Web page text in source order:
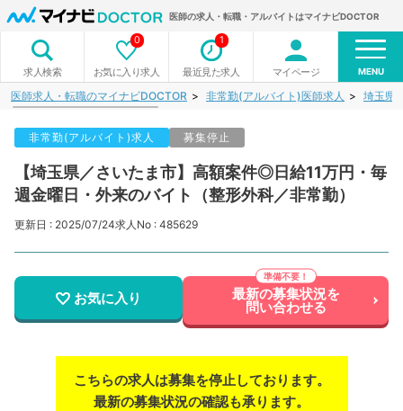
医師の求人・転職・アルバイトはマイナビDOCTOR
求人検索 お気に入り求人
0
最近見た求人
1
マイページ MENU
医師求人・転職のマイナビDOCTOR 非常勤(アルバイト)医師求人 埼玉県
非常勤(アルバイト)求人 募集停止
【埼玉県／さいたま市】高額案件◎日給11万円・毎
週金曜日・外来のバイト（整形外科／非常勤）
更新日 : 2025/07/24求人No : 485629
お気に入り 最新の募集状況を
問い合わせる
こちらの求人は募集を停止しております。
最新の募集状況の確認も承ります。